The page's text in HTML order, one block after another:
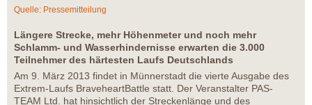
Quelle: Pressemitteilung
Längere Strecke, mehr Höhenmeter und noch mehr
Schlamm- und Wasserhindernisse erwarten die 3.000
Teilnehmer des härtesten Laufs Deutschlands
Am 9. März 2013 findet in Münnerstadt die vierte Ausgabe des
Extrem-Laufs BraveheartBattle statt. Der Veranstalter PAS-
TEAM Ltd. hat hinsichtlich der Streckenlänge und des